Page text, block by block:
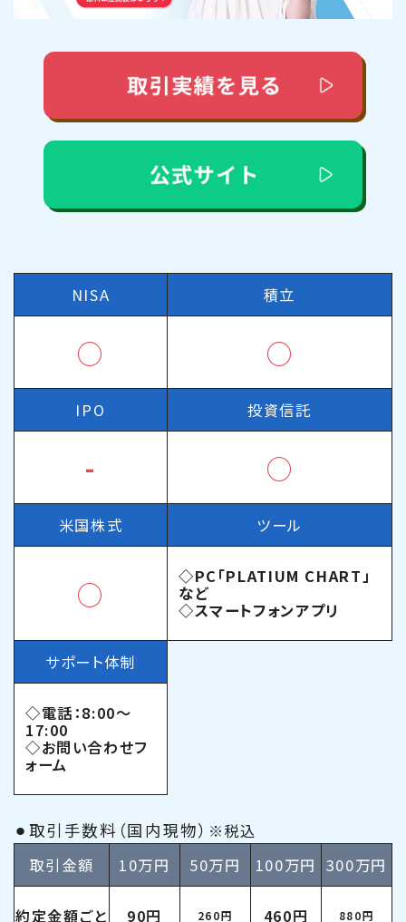
NISA 積立
◯ ◯
IPO 投資信託
- ◯
米国株式 ツール
◯ ◇PC「PLATIUM CHART」
など
◇スマートフォンアプリ
サポート体制
◇電話：8:00〜
17:00
◇お問い合わせフ
ォーム
⚫︎取引手数料（国内現物） ※税込
取引金額
10万円 50万円 100万円 300万円
約定金額ごと 90円 260円 460円 880円